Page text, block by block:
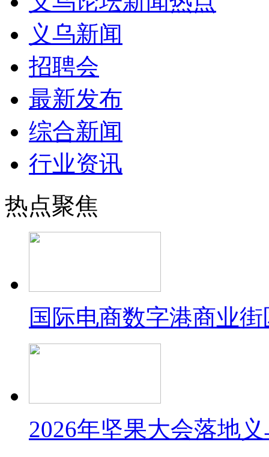
义乌新闻
招聘会
最新发布
综合新闻
行业资讯
热点聚焦
国际电商数字港商业
2026年坚果大会落地